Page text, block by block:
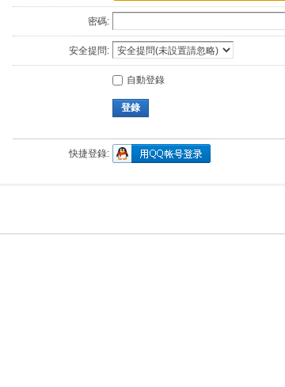
密碼:
安全提問:
自動登錄
登錄
快捷登錄: